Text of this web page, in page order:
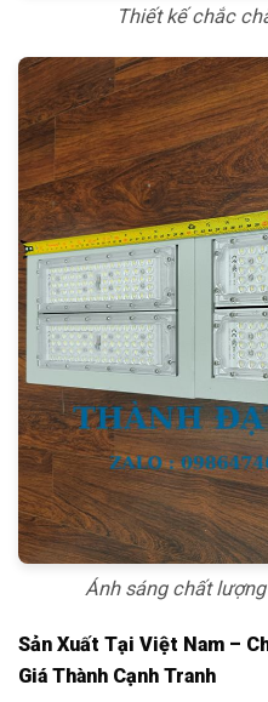
Thiết kế chắc
Ánh sáng chất
Sản Xuất Tại Việt Nam –
Giá Thành Cạnh Tranh